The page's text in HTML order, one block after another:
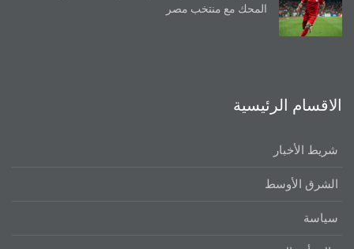
المحك مع منتخب مصر
الاقسام الرئيسية
شريط الأخبار
الشرق الأوسط
سياسة